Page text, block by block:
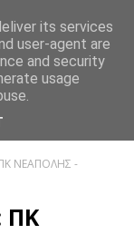
ΝΕΑΠΟΛΗΣ -
ΠΚ
its services
user-agent are
and security
usage